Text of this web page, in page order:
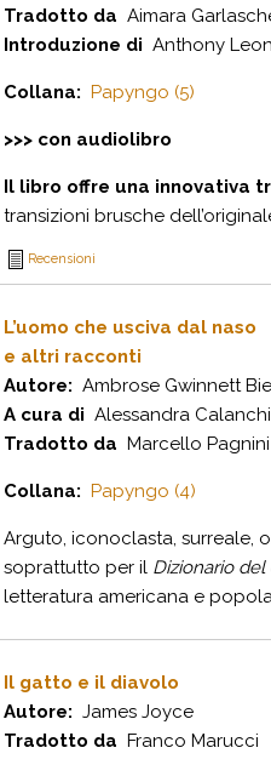
Tradotto da Aimara
Introduzione di Anthony
Collana: Papyngo (5)
>>> con audiolibro
Il libro offre una innovativa
transizioni brusche
Recensioni
L’uomo che usciva dal naso
e altri racconti
Autore: Ambrose Gwinnett
A cura di Alessandra Calanchi
Tradotto da Marcello Pagnini
Collana: Papyngo (4)
Arguto, iconoclasta, surreale,
soprattutto per il Dizionario del
letteratura americana e
Il gatto e il diavolo
Autore: James Joyce
Tradotto da Franco Marucci